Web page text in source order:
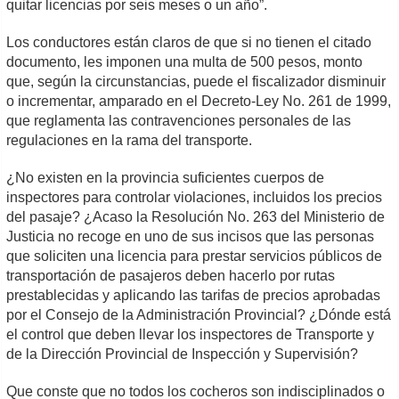
quitar licencias por seis meses o un año”.
Los conductores están claros de que si no tienen el citado
documento, les imponen una multa de 500 pesos, monto
que, según la circunstancias, puede el fiscalizador disminuir
o incrementar, amparado en el Decreto-Ley No. 261 de 1999,
que reglamenta las contravenciones personales de las
regulaciones en la rama del transporte.
¿No existen en la provincia suficientes cuerpos de
inspectores para controlar violaciones, incluidos los precios
del pasaje? ¿Acaso la Resolución No. 263 del Ministerio de
Justicia no recoge en uno de sus incisos que las personas
que soliciten una licencia para prestar servicios públicos de
transportación de pasajeros deben hacerlo por rutas
prestablecidas y aplicando las tarifas de precios aprobadas
por el Consejo de la Administración Provincial? ¿Dónde está
el control que deben llevar los inspectores de Transporte y
de la Dirección Provincial de Inspección y Supervisión?
Que conste que no todos los cocheros son indisciplinados o